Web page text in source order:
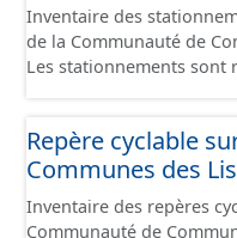
concernées sont celles
et R. 126-1 du code de
Inventaire des
de la Communauté de
Les stationnements sont
lot de données
le stationnement
uniquement les données
Repère cyclable
Communes des
Inventaire des repères
Communauté de